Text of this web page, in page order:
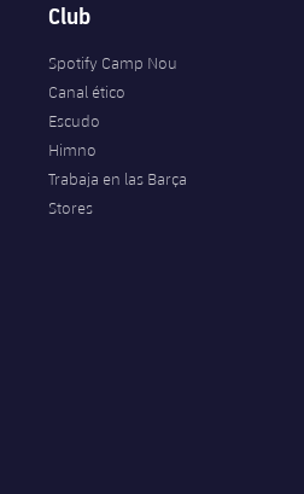
Club
Spotify Camp Nou
Canal ético
Escudo
Himno
Trabaja en las Barça
Stores